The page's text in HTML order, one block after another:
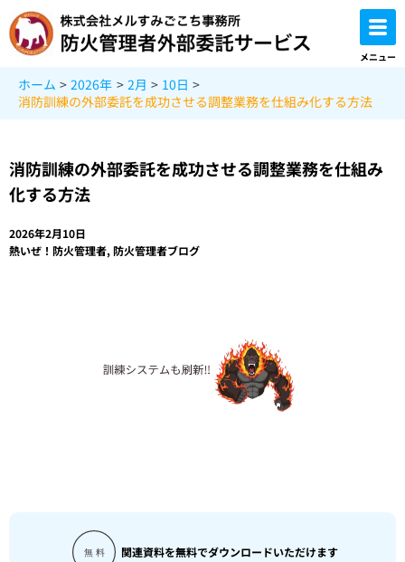
容
を
メニュー
ホーム 2026年 2月
10日
消防訓練の外部委託を成功させる調整業務を仕組み化する方法
消防訓練の外部委託を成功させる調整業務を仕組み
化する方法
2026年2月10日
熱いぜ！防火管理者, 防火管理者ブログ
関連資料を無料でダウンロードいただけます